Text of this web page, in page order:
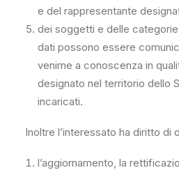
e del rappresentante
dei soggetti e delle
dati possono essere
venirne a conoscenza in
designato nel territorio dello
incaricati.
Inoltre l’interessato ha diritto di
l’aggiornamento, la